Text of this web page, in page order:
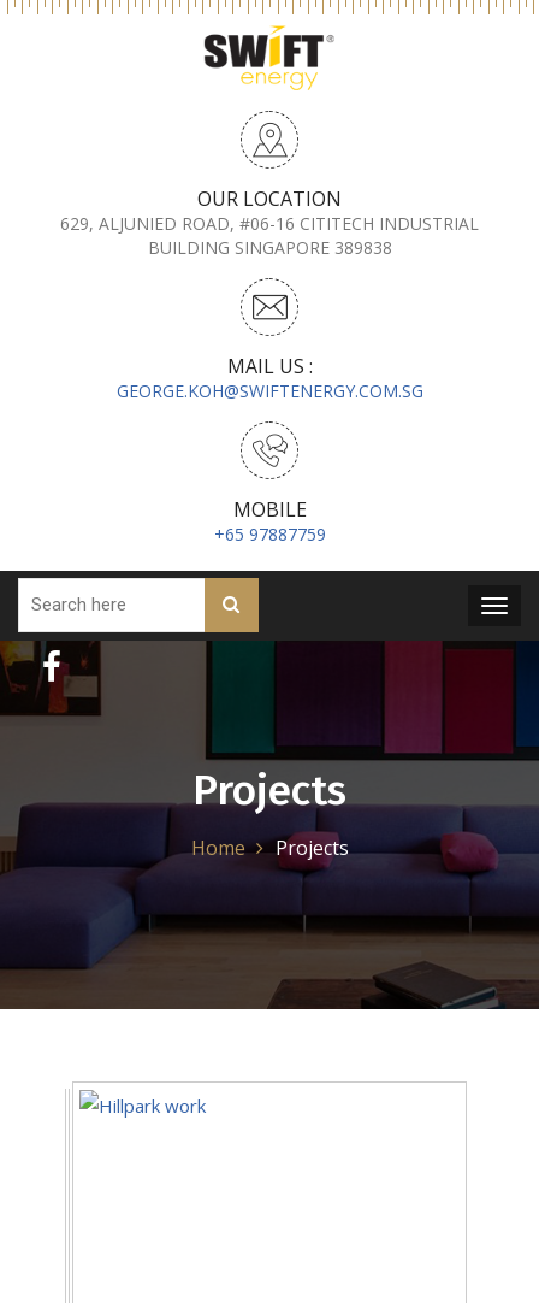
OUR LOCATION
629, ALJUNIED ROAD, #06-16 CITITECH INDUSTRIAL
BUILDING SINGAPORE 389838
MAIL US :
GEORGE.KOH@SWIFTENERGY.COM.SG
MOBILE
+65 97887759
Projects
Home Projects